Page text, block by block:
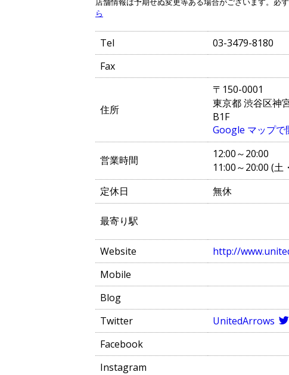
ら
Tel
03-3479-8180
Fax
住所
〒150-0001
東京都 渋谷区神
B1F
Google マップで
営業時間
12:00～20:00
11:00～20:00 (土
定休日
無休
最寄り駅
Website
http://
Mobile
Blog
Twitter
UnitedArrows
Facebook
Instagram